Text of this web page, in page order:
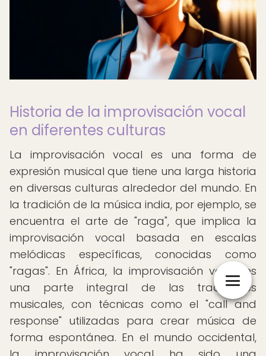
Historia de la improvisación vocal
en diferentes culturas
La improvisación vocal es una forma de
expresión musical que tiene una larga historia
en diversas culturas alrededor del mundo. En
la tradición de la música india, por ejemplo, se
encuentra el arte de "raga", que implica la
improvisación vocal basada en escalas
melódicas específicas, conocidas como
"ragas". En África, la improvisación vocal es
una parte integral de las tradiciones
musicales, con técnicas como el "call and
response" utilizadas para crear música de
forma espontánea. En el mundo occidental,